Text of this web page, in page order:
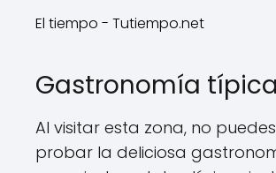
El tiempo - Tutiempo.net
Gastronomía
Al visitar esta zona, no
probar la deliciosa